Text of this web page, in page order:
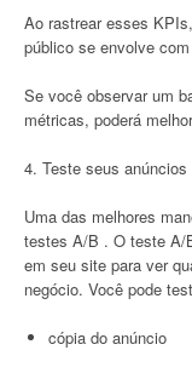
Ao rastrear esses
público se envolve
Se você observar um
métricas, poderá
4. Teste seus anúncios
Uma das melhores
testes A/B . O teste A/
em seu site para ver
negócio. Você pode
cópia do anúncio